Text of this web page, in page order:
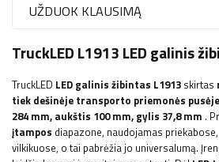
UŽDUOK KLAUSIMĄ
TruckLED L1913 LED galinis
TruckLED LED galinis žibintas L1913 skirtas
tiek dešinėje transporto priemonės pusėje
284 mm, aukštis 100 mm, gylis 37,8 mm .
įtampos diapazone, naudojamas
vilkikuose, o tai pabrėžia jo universalumą.